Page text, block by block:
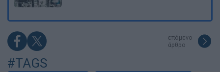
επόμενο
άρθρο
#TAGS